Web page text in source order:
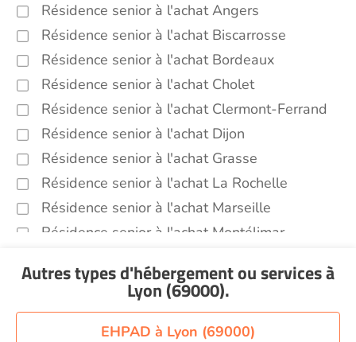
Résidence senior à l'achat Angers
Résidence senior à l'achat Biscarrosse
Résidence senior à l'achat Bordeaux
Résidence senior à l'achat Cholet
Résidence senior à l'achat Clermont-Ferrand
Résidence senior à l'achat Dijon
Résidence senior à l'achat Grasse
Résidence senior à l'achat La Rochelle
Résidence senior à l'achat Marseille
Résidence senior à l'achat Montélimar
Résidence senior à l'achat Saint-Etienne
Résidence senior à l'achat Sainte-Marie
Recherche par ville
Autres types d'hébergement ou servicesà
Lyon (69000).
EHPAD à Lyon (69000)